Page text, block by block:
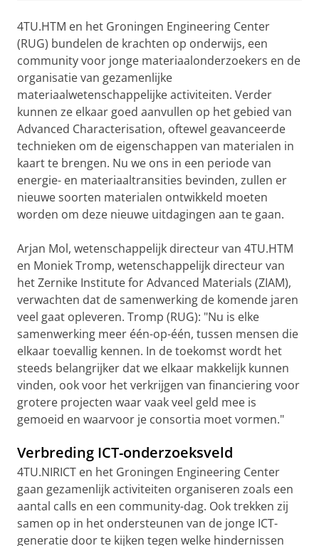
4TU.HTM en het Groningen Engineering Center
(RUG) bundelen de krachten op onderwijs, een
community voor jonge materiaalonderzoekers en de
organisatie van gezamenlijke
materiaalwetenschappelijke activiteiten. Verder
kunnen ze elkaar goed aanvullen op het gebied van
Advanced Characterisation, oftewel geavanceerde
technieken om de eigenschappen van materialen in
kaart te brengen. Nu we ons in een periode van
energie- en materiaaltransities bevinden, zullen er
nieuwe soorten materialen ontwikkeld moeten
worden om deze nieuwe uitdagingen aan te gaan.
Arjan Mol, wetenschappelijk directeur van 4TU.HTM
en Moniek Tromp, wetenschappelijk directeur van
het Zernike Institute for Advanced Materials (ZIAM),
verwachten dat de samenwerking de komende jaren
veel gaat opleveren. Tromp (RUG): "Nu is elke
samenwerking meer één-op-één, tussen mensen die
elkaar toevallig kennen. In de toekomst wordt het
steeds belangrijker dat we elkaar makkelijk kunnen
vinden, ook voor het verkrijgen van financiering voor
grotere projecten waar vaak veel geld mee is
gemoeid en waarvoor je consortia moet vormen."
Verbreding ICT-onderzoeksveld
4TU.NIRICT en het Groningen Engineering Center
gaan gezamenlijk activiteiten organiseren zoals een
aantal calls en een community-dag. Ook trekken zij
samen op in het ondersteunen van de jonge ICT-
generatie door te kijken tegen welke hindernissen